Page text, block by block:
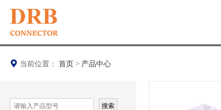
当前位置： 首页 > 产品中心
搜索